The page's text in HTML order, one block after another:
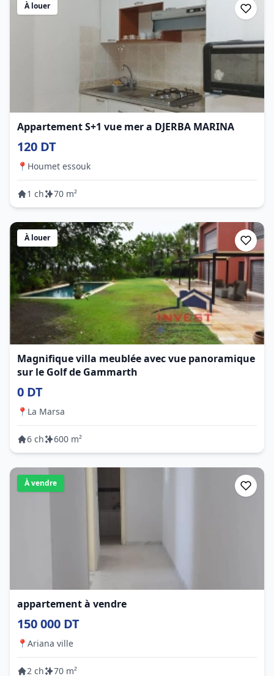
À louer
Appartement S+1 vue mer a DJERBA MARINA
120 DT
📍 Houmet essouk
1 ch 70 m²
À louer
Magnifique villa meublée avec vue panoramique
sur le Golf de Gammarth
0 DT
📍 La Marsa
6 ch 600 m²
À vendre
appartement à vendre
150 000 DT
📍 Ariana ville
2 ch 70 m²